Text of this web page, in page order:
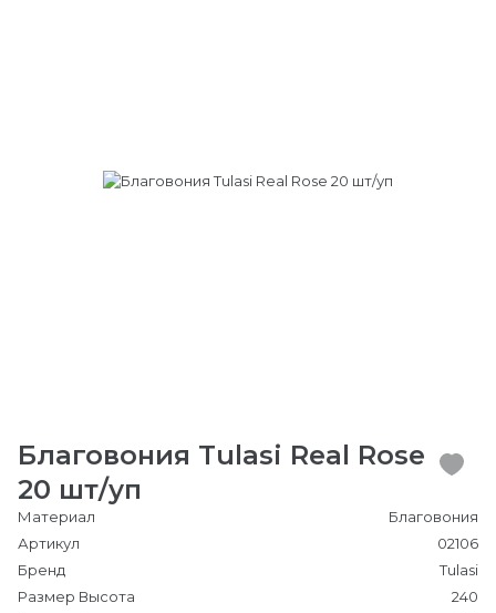
Благовония Tulasi Real Rose
20 шт/уп
Материал
Благовония
Артикул
02106
Бренд
Tulasi
Размер Высота
240